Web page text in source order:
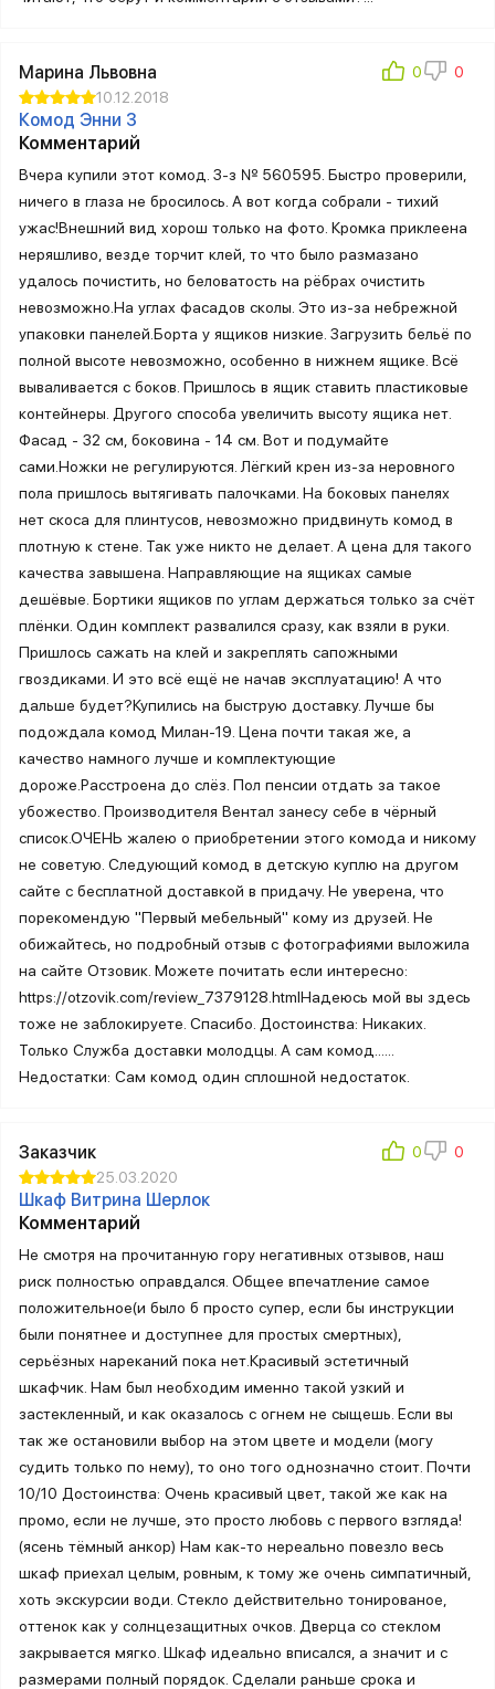
Марина Львовна
10.12.2018
Комод Энни 3
Комментарий
Вчера купили этот комод. З-з № 560595. Быстро проверили,
ничего в глаза не бросилось. А вот когда собрали - тихий
ужас!Внешний вид хорош только на фото. Кромка приклеена
неряшливо, везде торчит клей, то что было размазано
удалось почистить, но беловатость на рёбрах очистить
невозможно.На углах фасадов сколы. Это из-за небрежной
упаковки панелей.Борта у ящиков низкие. Загрузить бельё по
полной высоте невозможно, особенно в нижнем ящике. Всё
вываливается с боков. Пришлось в ящик ставить пластиковые
контейнеры. Другого способа увеличить высоту ящика нет.
Фасад - 32 см, боковина - 14 см. Вот и подумайте
сами.Ножки не регулируются. Лёгкий крен из-за неровного
пола пришлось вытягивать палочками. На боковых панелях
нет скоса для плинтусов, невозможно придвинуть комод в
плотную к стене. Так уже никто не делает. А цена для такого
качества завышена. Направляющие на ящиках самые
дешёвые. Бортики ящиков по углам держаться только за счёт
плёнки. Один комплект развалился сразу, как взяли в руки.
Пришлось сажать на клей и закреплять сапожными
гвоздиками. И это всё ещё не начав эксплуатацию! А что
дальше будет?Купились на быструю доставку. Лучше бы
подождала комод Милан-19. Цена почти такая же, а
качество намного лучше и комплектующие
дороже.Расстроена до слёз. Пол пенсии отдать за такое
убожество. Производителя Вентал занесу себе в чёрный
список.ОЧЕНЬ жалею о приобретении этого комода и никому
не советую. Следующий комод в детскую куплю на другом
сайте с бесплатной доставкой в придачу. Не уверена, что
порекомендую "Первый мебельный" кому из друзей. Не
обижайтесь, но подробный отзыв с фотографиями выложила
на сайте Отзовик. Можете почитать если интересно:
https://otzovik.com/review_7379128.htmlНадеюсь мой вы здесь
тоже не заблокируете. Спасибо. Достоинства: Никаких.
Только Служба доставки молодцы. А сам комод......
Недостатки: Сам комод один сплошной недостаток.
Заказчик
25.03.2020
Шкаф Витрина Шерлок
Комментарий
Не смотря на прочитанную гору негативных отзывов, наш
риск полностью оправдался. Общее впечатление самое
положительное(и было б просто супер, если бы инструкции
были понятнее и доступнее для простых смертных),
серьёзных нареканий пока нет.Красивый эстетичный
шкафчик. Нам был необходим именно такой узкий и
застекленный, и как оказалось с огнем не сыщешь. Если вы
так же остановили выбор на этом цвете и модели (могу
судить только по нему), то оно того однозначно стоит. Почти
10/10 Достоинства: Очень красивый цвет, такой же как на
промо, если не лучше, это просто любовь с первого взгляда!
(ясень тёмный анкор) Нам как-то нереально повезло весь
шкаф приехал целым, ровным, к тому же очень симпатичный,
хоть экскурсии води. Стекло действительно тонированое,
оттенок как у солнцезащитных очков. Дверца со стеклом
закрывается мягко. Шкаф идеально вписался, а значит и с
размерами полный порядок. Сделали раньше срока и